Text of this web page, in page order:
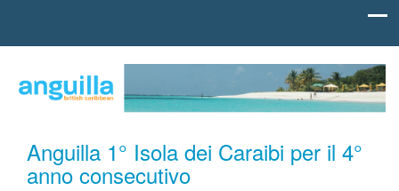
Skip to content
Anguilla
british
carribean
Anguilla 1° Isola dei Caraibi per il 4°
anno consecutivo